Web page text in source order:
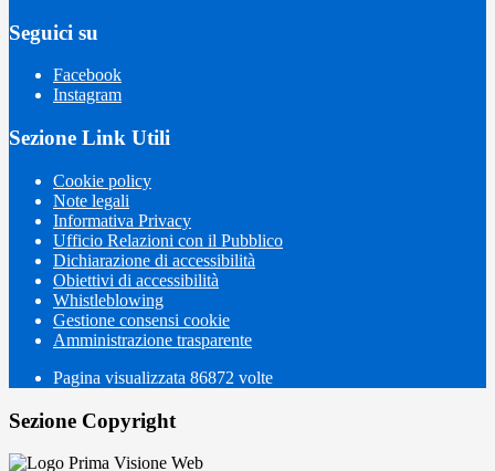
Seguici su
Facebook
Instagram
Sezione Link Utili
Cookie policy
Note legali
Informativa Privacy
Ufficio Relazioni con il Pubblico
Dichiarazione di accessibilità
Obiettivi di accessibilità
Whistleblowing
Gestione consensi cookie
Amministrazione trasparente
Pagina visualizzata 86872 volte
Sezione Copyright